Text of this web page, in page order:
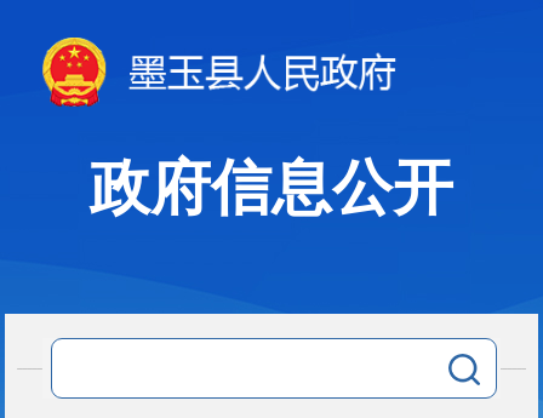
政府信息公开